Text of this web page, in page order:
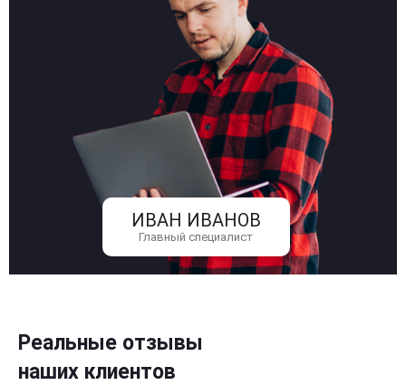
ИВАН ИВАНОВ
Главный специалист
Реальные отзывы
наших клиентов